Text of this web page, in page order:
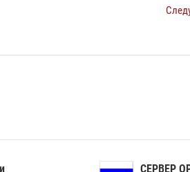
СЕРВЕР ОРГАНОВ